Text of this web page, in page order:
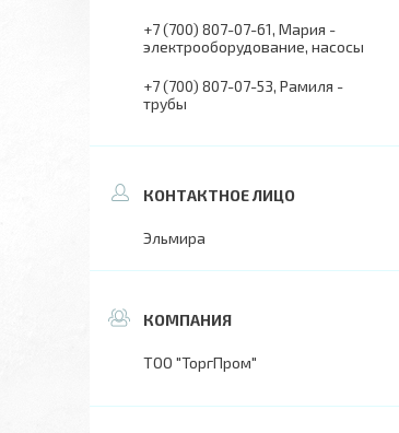
+7 (700) 807-07-61 Мария -
электрооборудование, насосы
+7 (700) 807-07-53 Рамиля -
трубы
Эльмира
ТОО "ТоргПром"